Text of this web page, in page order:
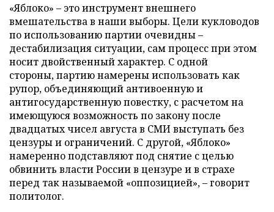
«Яблоко» – это инструмент внешнего
вмешательства в наши выборы. Цели кукловодов
по использованию партии очевидны –
дестабилизация ситуации, сам процесс при этом
носит двойственный характер. С одной
стороны, партию намерены использовать как
рупор, объединяющий антивоенную и
антигосударственную повестку, с расчетом на
имеющуюся возможность по закону после
двадцатых чисел августа в СМИ выступать без
цензуры и ограничений. С другой, «Яблоко»
намеренно подставляют под снятие с целью
обвинить власти России в цензуре и в страхе
перед так называемой «оппозицией», – говорит
политолог.